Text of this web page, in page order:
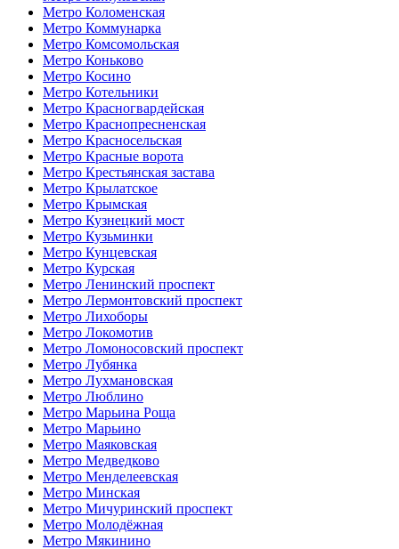
Метро Коломенская
Метро Коммунарка
Метро Комсомольская
Метро Коньково
Метро Косино
Метро Котельники
Метро Красногвардейская
Метро Краснопресненская
Метро Красносельская
Метро Красные ворота
Метро Крестьянская застава
Метро Крылатское
Метро Крымская
Метро Кузнецкий мост
Метро Кузьминки
Метро Кунцевская
Метро Курская
Метро Ленинский проспект
Метро Лермонтовский проспект
Метро Лихоборы
Метро Локомотив
Метро Ломоносовский проспект
Метро Лубянка
Метро Лухмановская
Метро Люблино
Метро Марьина Роща
Метро Марьино
Метро Маяковская
Метро Медведково
Метро Менделеевская
Метро Минская
Метро Мичуринский проспект
Метро Молодёжная
Метро Мякинино